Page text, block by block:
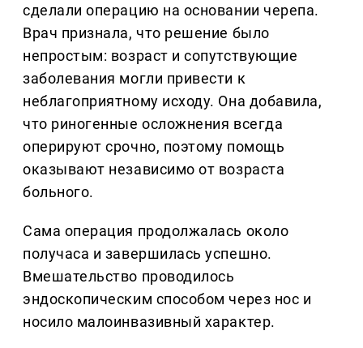
сделали операцию на основании черепа.
Врач признала, что решение было
непростым: возраст и сопутствующие
заболевания могли привести к
неблагоприятному исходу. Она добавила,
что риногенные осложнения всегда
оперируют срочно, поэтому помощь
оказывают независимо от возраста
больного.
Сама операция продолжалась около
получаса и завершилась успешно.
Вмешательство проводилось
эндоскопическим способом через нос и
носило малоинвазивный характер.